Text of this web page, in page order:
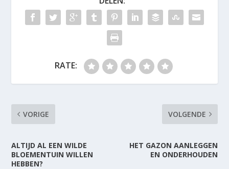
RATE:
VORIGE
ALTIJD AL EEN WILDE
BLOEMENTUIN WILLEN
HEBBEN?
VOLGENDE
HET GAZON AANLEGGEN
EN ONDERHOUDEN